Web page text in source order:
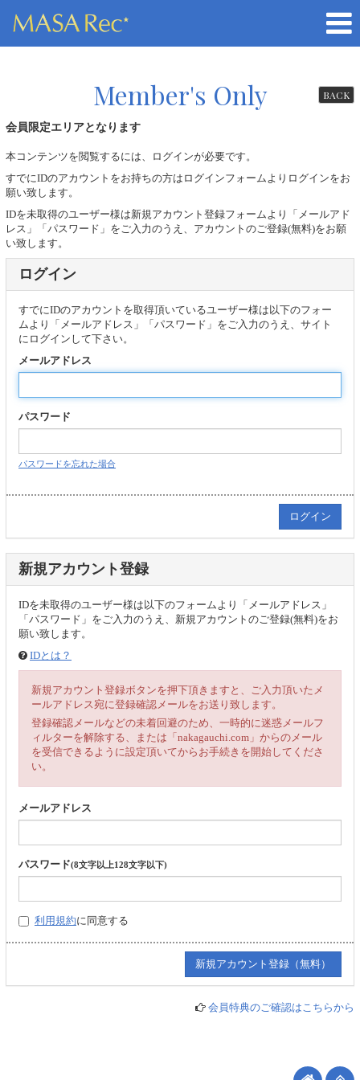
Member's Only BACK
会員限定エリアとなります
本コンテンツを閲覧するには、ログインが必要です。
すでにIDのアカウントをお持ちの方はログインフォームよりログインをお
願い致します。
IDを未取得のユーザー様は新規アカウント登録フォームより「メールアド
レス」「パスワード」をご入力のうえ、アカウントのご登録(無料)をお願
い致します。
ログイン
すでにIDのアカウントを取得頂いているユーザー様は以下のフォー
ムより「メールアドレス」「パスワード」をご入力のうえ、サイト
にログインして下さい。
メールアドレス
パスワード
パスワードを忘れた場合
新規アカウント登録
IDを未取得のユーザー様は以下のフォームより「メールアドレス」
「パスワード」をご入力のうえ、新規アカウントのご登録(無料)をお
願い致します。
IDとは？
新規アカウント登録ボタンを押下頂きますと、ご入力頂いたメ
ールアドレス宛に登録確認メールをお送り致します。
登録確認メールなどの未着回避のため、一時的に迷惑メールフ
ィルターを解除する、または「nakagauchi.com」からのメール
を受信できるように設定頂いてからお手続きを開始してくださ
い。
メールアドレス
パスワード(8文字以上128文字以下)
利用規約に同意する
会員特典のご確認はこちらから